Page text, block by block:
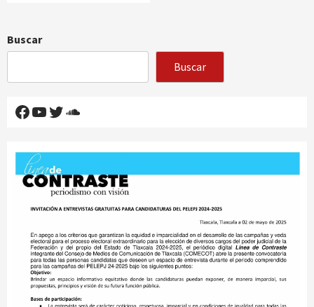
Buscar
Buscar
Facebook
YouTube
Twitter
SoundCloud